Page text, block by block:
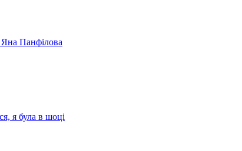
Яна Панфілова
я була в шоці